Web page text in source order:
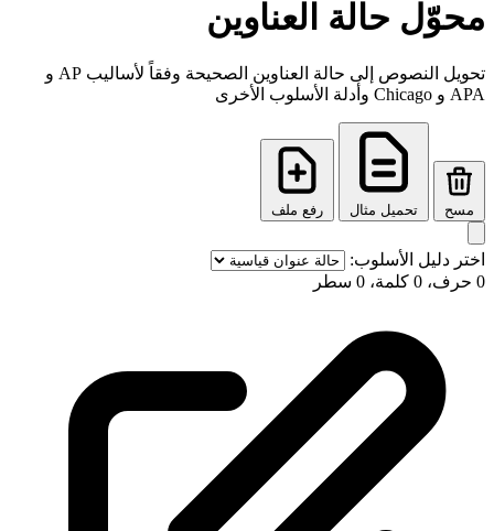
محوّل حالة العناوين
تحويل النصوص إلى حالة العناوين الصحيحة وفقاً لأساليب AP و
APA و Chicago وأدلة الأسلوب الأخرى
مسح تحميل مثال رفع ملف
اختر دليل الأسلوب:
0 حرف، 0 كلمة، 0 سطر